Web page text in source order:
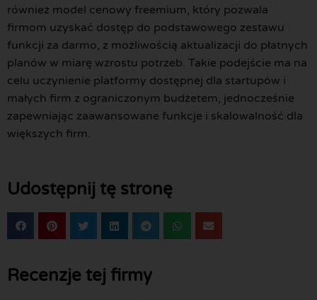
również model cenowy freemium, który pozwala
firmom uzyskać dostęp do podstawowego zestawu
funkcji za darmo, z możliwością aktualizacji do płatnych
planów w miarę wzrostu potrzeb. Takie podejście ma na
celu uczynienie platformy dostępnej dla startupów i
małych firm z ograniczonym budżetem, jednocześnie
zapewniając zaawansowane funkcje i skalowalność dla
większych firm.
Udostępnij tę stronę
Recenzje tej firmy